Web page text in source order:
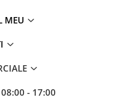
MEU
08:00 - 17:00